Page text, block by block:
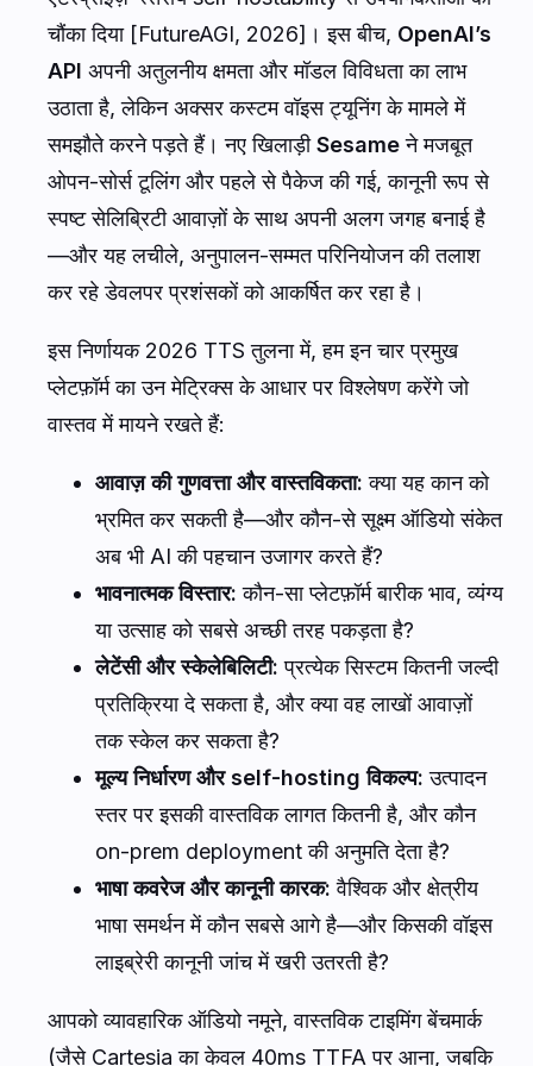
चौंका दिया [FutureAGI, 2026]। इस बीच, OpenAI’s
API अपनी अतुलनीय क्षमता और मॉडल विविधता का लाभ
उठाता है, लेकिन अक्सर कस्टम वॉइस ट्यूनिंग के मामले में
समझौते करने पड़ते हैं। नए खिलाड़ीSesameने मजबूत
ओपन-सोर्स टूलिंग और पहले से पैकेज की गई, कानूनी रूप से
स्पष्ट सेलिब्रिटी आवाज़ों के साथ अपनी अलग जगह बनाई है
—और यह लचीले, अनुपालन-सम्मत परिनियोजन की तलाश
कर रहे डेवलपर प्रशंसकों को आकर्षित कर रहा है।
इस निर्णायक 2026 TTS तुलना में, हम इन चार प्रमुख
प्लेटफ़ॉर्म का उन मेट्रिक्स के आधार पर विश्लेषण करेंगे जो
वास्तव में मायने रखते हैं:
आवाज़ की गुणवत्ता और वास्तविकता: क्या यह कान को
भ्रमित कर सकती है—और कौन-से सूक्ष्म ऑडियो संकेत
अब भी AI की पहचान उजागर करते हैं?
भावनात्मक विस्तार: कौन-सा प्लेटफ़ॉर्म बारीक भाव, व्यंग्य
या उत्साह को सबसे अच्छी तरह पकड़ता है?
लेटेंसी और स्केलेबिलिटी: प्रत्येक सिस्टम कितनी जल्दी
प्रतिक्रिया दे सकता है, और क्या वह लाखों आवाज़ों
तक स्केल कर सकता है?
मूल्य निर्धारण और self-hosting विकल्प: उत्पादन
स्तर पर इसकी वास्तविक लागत कितनी है, और कौन
on-prem deployment की अनुमति देता है?
भाषा कवरेज और कानूनी कारक: वैश्विक और क्षेत्रीय
भाषा समर्थन में कौन सबसे आगे है—और किसकी वॉइस
लाइब्रेरी कानूनी जांच में खरी उतरती है?
आपको व्यावहारिक ऑडियो नमूने, वास्तविक टाइमिंग बेंचमार्क
(जैसे Cartesia का केवल 40ms TTFA पर आना, जबकि